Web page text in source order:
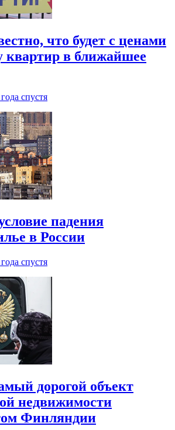
что будет с ценами
квартир в ближайшее
спустя
падения
в России
спустя
дорогой объект
недвижимости
Финляндии